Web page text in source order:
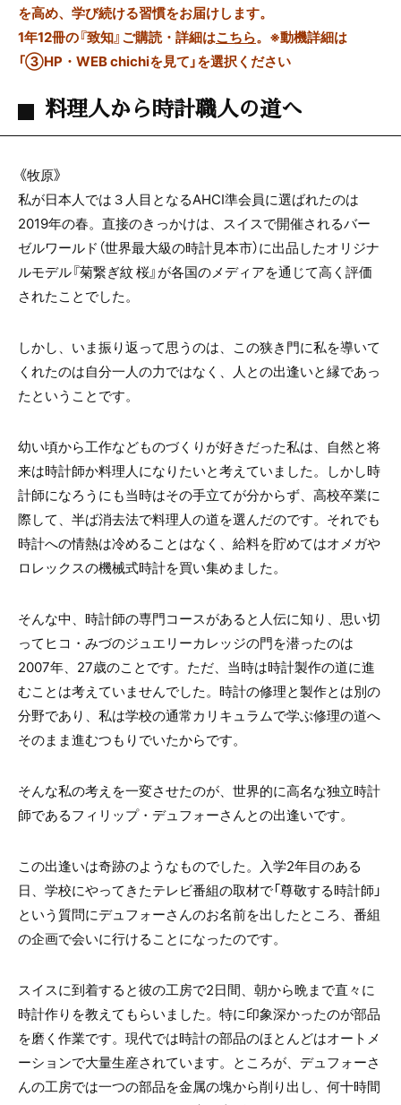
を高め、学び続ける習慣をお届けします。
1年12冊の『致知』ご購読・詳細はこちら。 ※動機詳細は
「③HP・WEB chichiを見て」を選択ください
料理人から時計職人の道へ
《牧原》
私が日本人では３人目となるAHCI準会員に選ばれたのは
2019年の春。直接のきっかけは、スイスで開催されるバー
ゼルワールド（世界最大級の時計見本市）に出品したオリジナ
ルモデル『菊繋ぎ紋 桜』が各国のメディアを通じて高く評価
されたことでした。
しかし、いま振り返って思うのは、この狭き門に私を導いて
くれたのは自分一人の力ではなく、人との出逢いと縁であっ
たということです。
幼い頃から工作などものづくりが好きだった私は、自然と将
来は時計師か料理人になりたいと考えていました。しかし時
計師になろうにも当時はその手立てが分からず、高校卒業に
際して、半ば消去法で料理人の道を選んだのです。それでも
時計への情熱は冷めることはなく、給料を貯めてはオメガや
ロレックスの機械式時計を買い集めました。
そんな中、時計師の専門コースがあると人伝に知り、思い切
ってヒコ・みづのジュエリーカレッジの門を潜ったのは
2007年、 27歳のことです。ただ、当時は時計製作の道に進
むことは考えていませんでした。時計の修理と製作とは別の
分野であり、私は学校の通常カリキュラムで学ぶ修理の道へ
そのまま進むつもりでいたからです。
そんな私の考えを一変させたのが、世界的に高名な独立時計
師であるフィリップ・デュフォーさんとの出逢いです。
この出逢いは奇跡のようなものでした。入学2年目のある
日、学校にやってきたテレビ番組の取材で「尊敬する時計師」
という質問にデュフォーさんのお名前を出したところ、番組
の企画で会いに行けることになったのです。
スイスに到着すると彼の工房で2日間、朝から晩まで直々に
時計作りを教えてもらいました。特に印象深かったのが部品
を磨く作業です。現代では時計の部品のほとんどはオートメ
ーションで大量生産されています。ところが、デュフォーさ
んの工房では一つの部品を金属の塊から削り出し、何十時間